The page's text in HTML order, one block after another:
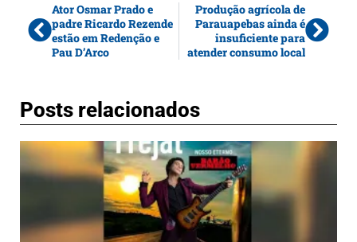
Ator Osmar Prado e
padre Ricardo Rezende
estão em Redenção e
Pau D’Arco
Produção agrícola de
Parauapebas ainda é
insuficiente para
atender consumo local
Posts relacionados